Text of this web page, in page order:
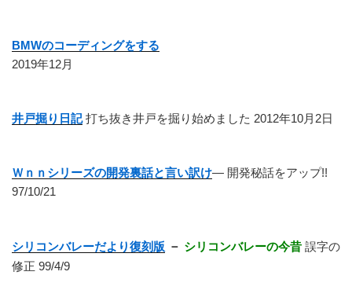
BMWのコーディングをする
2019年12月
井戸掘り日記 打ち抜き井戸を掘り始めました 2012年10月2日
Ｗｎｎシリーズの開発裏話と言い訳け― 開発秘話をアップ!!
97/10/21
シリコンバレーだより復刻版 － シリコンバレーの今昔 誤字の
修正 99/4/9